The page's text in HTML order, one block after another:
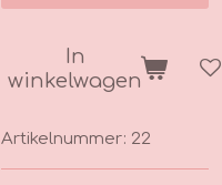
In
winkelwagen
Artikelnummer: 22